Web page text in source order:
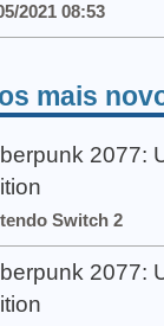
2021 08:53
mais
2077:
Switch 2
2077: